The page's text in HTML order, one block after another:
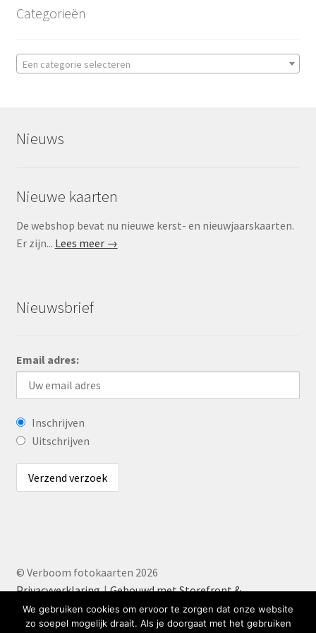
Categorieën
Een categorie selecteren
Nieuws
Nieuwe kaarten
De webshop bevat nu nieuwe kerst- en nieuwjaarskaarten.
Er zijn... Lees meer →
Nieuwsbrief
Email adres:
Inschrijven
Uitschrijven
© Verboom fotokaarten 2026
Privacyverklaring
Gebouwd met Storefront &
WooCommerce.
We gebruiken cookies om ervoor te zorgen dat onze website
zo soepel mogelijk draait. Als je doorgaat met het gebruiken